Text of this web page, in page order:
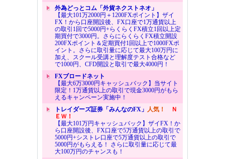
外為どっとコム「外貨ネクストネオ」
【最大101万2000円＋1200FXポイント】ザイ
FX！から口座開設後、FX口座で1万通貨以上
の取引1回で5000円+らくらくFX積立1回以上定
期買付で3000円。さらにらくらくFX積立開設
200FXポイント＆定期買付1回以上で1000FXポ
イント。さらに取引量に応じて最大100万円に
加え、スクール受講と理解度テスト合格など
で1000円、CFD開設と取引で最大4000円！
FXブロードネット
【最大6万3000円キャッシュバック】当サイト
限定！1万通貨以上の取引で現金3000円がもら
えるキャンペーン実施中！
トレイダーズ証券「みんなのFX」 人気！
Ｎ
ＥＷ！
【最大101万円キャッシュバック】ザイFX！か
ら口座開設後、FX口座で5万通貨以上の取引で
5000円+シストレ口座で5万通貨以上の取引で
5000円がもらえる！ さらに取引量に応じて最
大100万円のチャンスも！